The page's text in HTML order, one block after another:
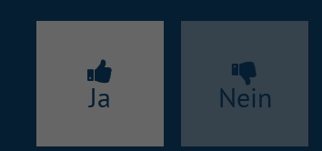
Ja Nein